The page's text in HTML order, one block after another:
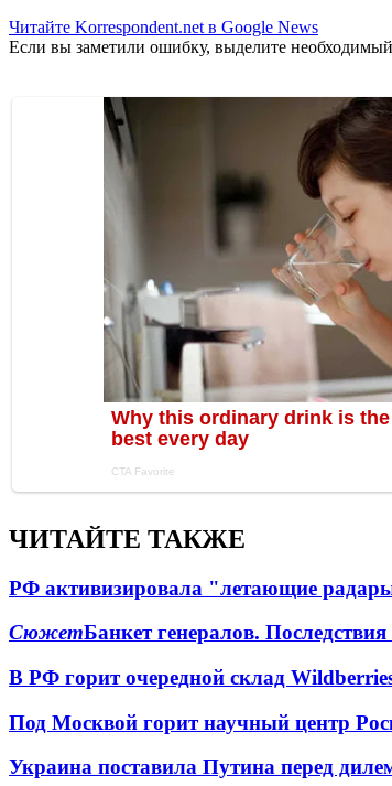
Читайте Korrespondent.net в Google News
Если вы заметили ошибку, выделите
ЧИТАЙТЕ ТАКЖЕ
РФ активизировала "летающие
СюжетБанкет генералов.
В РФ горит очередной склад
Под Москвой горит научный центр
Украина поставила Путина перед